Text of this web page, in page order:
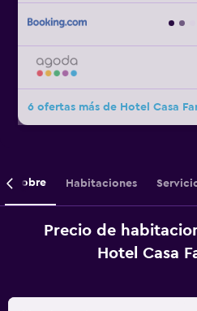
6 ofertas más de Hotel Casa
Sobre Habitaciones
Precio de
Hotel Casa